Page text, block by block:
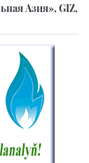
Азия», GIZ,